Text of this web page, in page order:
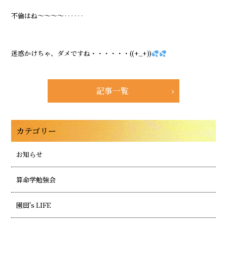
不倫はね～～～～‥‥‥
迷惑かけちゃ、ダメですね・・・・・・((+_+))
記事一覧
カテゴリー
お知らせ
算命学勉強会
園田's LIFE